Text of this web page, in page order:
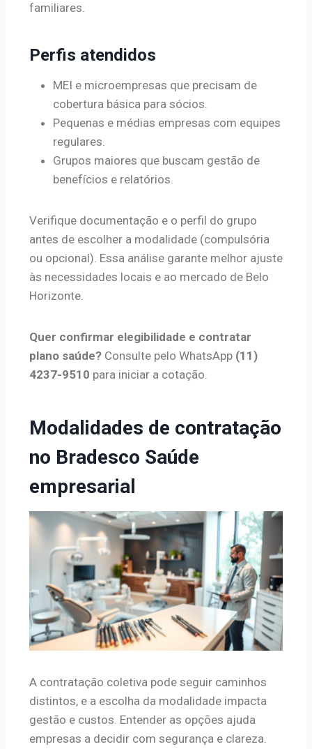
familiares.
Perfis atendidos
MEI e microempresas que precisam de
cobertura básica para sócios.
Pequenas e médias empresas com equipes
regulares.
Grupos maiores que buscam gestão de
benefícios e relatórios.
Verifique documentação e o perfil do grupo
antes de escolher a modalidade (compulsória
ou opcional). Essa análise garante melhor ajuste
às necessidades locais e ao mercado de Belo
Horizonte.
Quer confirmar elegibilidade e contratar
plano saúde? Consulte pelo WhatsApp (11)
4237-9510 para iniciar a cotação.
Modalidades de contratação
no Bradesco Saúde
empresarial
A contratação coletiva pode seguir caminhos
distintos, e a escolha da modalidade impacta
gestão e custos. Entender as opções ajuda
empresas a decidir com segurança e clareza.